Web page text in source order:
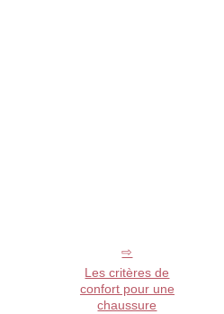
Les critères de
confort pour une
chaussure